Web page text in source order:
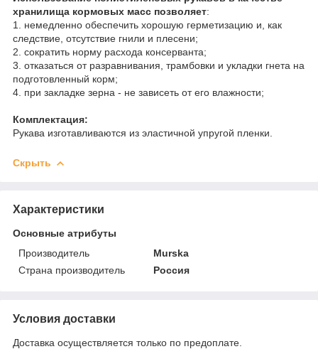
хранилища кормовых масс позволяет:
1. немедленно обеспечить хорошую герметизацию и, как
следствие, отсутствие гнили и плесени;
2. сократить норму расхода консерванта;
3. отказаться от разравнивания, трамбовки и укладки гнета на
подготовленный корм;
4. при закладке зерна - не зависеть от его влажности;
Комплектация:
Рукава изготавливаются из эластичной упругой пленки.
Скрыть
Характеристики
Основные атрибуты
Производитель
Murska
Страна производитель
Россия
Условия доставки
Доставка осуществляется только по предоплате.